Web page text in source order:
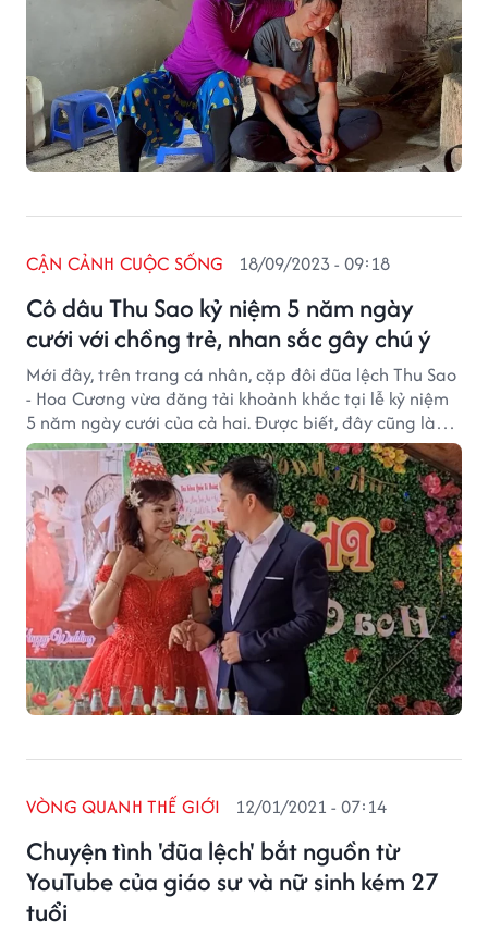
Cô dâu Thu Sao kỷ niệm 5 năm ngày
cưới với chồng trẻ, nhan sắc gây chú ý
CẬN CẢNH CUỘC SỐNG 18/09/2023 - 09:18
Mới đây, trên trang cá nhân, cặp đôi đũa lệch Thu Sao
- Hoa Cương vừa đăng tải khoảnh khắc tại lễ kỷ niệm
5 năm ngày cưới của cả hai. Được biết, đây cũng là
bữa tiệc mừng sinh nhật tuổi 67 của Thu Sao.
Chuyện tình 'đũa lệch' bắt nguồn từ
YouTube của giáo sư và nữ sinh kém 27
tuổi
VÒNG QUANH THẾ GIỚI 12/01/2021 - 07:14